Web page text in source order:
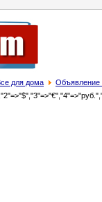
для дома Объявление